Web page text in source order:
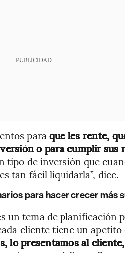
PUBLICIDAD
para que les rente,
o para cumplir sus
de inversión que
tan fácil liquidarla”, dice.
para hacer crecer más
un tema de planificación
cliente tiene un apetito
lo presentamos al